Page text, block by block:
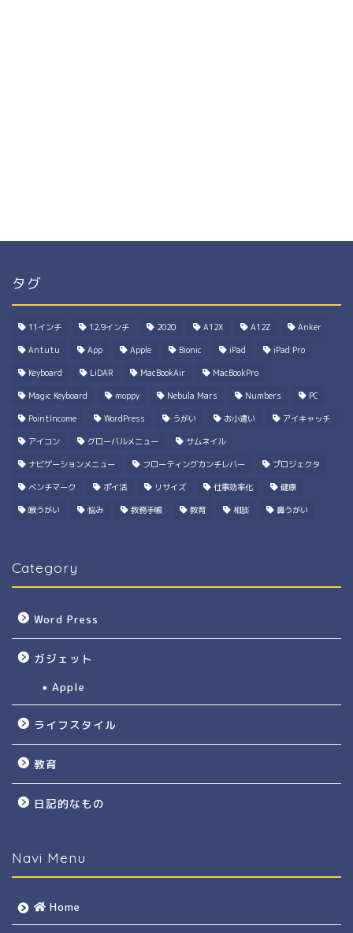
タグ
11インチ 12.9インチ 2020 A12X A12Z Anker
Antutu App Apple Bionic iPad iPad Pro
Keyboard LiDAR MacBookAir MacBookPro
Magic Keyboard moppy Nebula Mars Numbers PC
PointIncome WordPress うがい お小遣い アイキャッチ
アイコン グローバルメニュー サムネイル
ナビゲーションメニュー フローティングカンチレバー プロジェクタ
ベンチマーク ポイ活 リサイズ 仕事効率化 健康
喉うがい 悩み 教務手帳 教育 相談 鼻うがい
Category
Word Press
ガジェット
Apple
ライフスタイル
教育
日記的なもの
Navi Menu
Home